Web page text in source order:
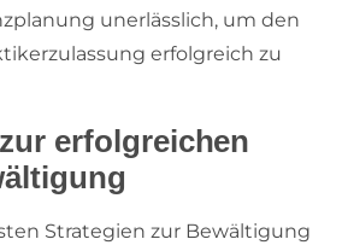
unerlässlich, um den
erfolgreich zu
erfolgreichen
Strategien zur Bewältigung